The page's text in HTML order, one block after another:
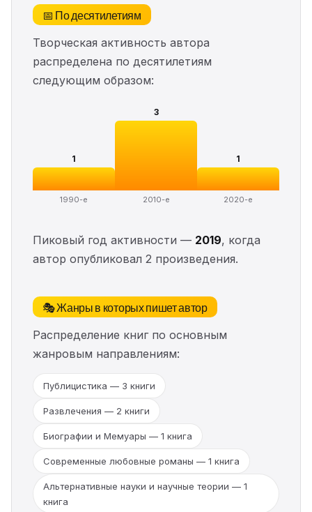
📅 По десятилетиям
Творческая активность автора
распределена по десятилетиям
следующим образом:
1
1990-е
3
2010-е
1
2020-е
Пиковый год активности — 2019, когда
автор опубликовал 2 произведения.
🎭 Жанры в которых пишет автор
Распределение книг по основным
жанровым направлениям:
Публицистика — 3 книги
Развлечения — 2 книги
Биографии и Мемуары — 1 книга
Современные любовные романы — 1 книга
Альтернативные науки и научные теории — 1
книга